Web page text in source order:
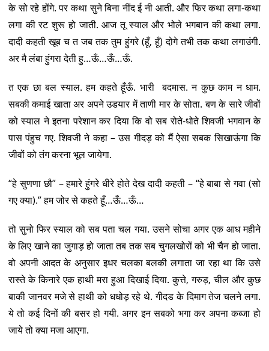
के सो रहे होंगे. पर कथा सुने बिना नींद ई नी आती. और फिर कथा लगा-कथा
लगा की रट शुरू हो जाती. आज तू स्याल और भोले भगबान की कथा लगा.
दादी कहती खूब च त जब तक तुम हुंगरे (हूँ, हूँ) दोगे तभी तक कथा लगाउंगी.
अर मै लंबा हुंगरा देती हु…ऊँ…ऊँ…ऊँ.
त एक छा बल स्याल. हम कहते हूँऊँ. भारी बदमास. न कुछ काम न धाम.
सबकी कमाई खाता अर अपने उडयार में ताणी मार के सोता. बण के सारे जीवों
को स्याल ने इतना परेशान कर दिया कि वो सब रोते-धोते शिवजी भगवान के
पास पंहुच गए. शिवजी ने कहा – उस गीदड़ को मैं ऐसा सबक सिखाऊंगा कि
जीवों को तंग करना भूल जायेगा.
“हे सुणणा छौ” – हमारे हुंगरे धीरे होते देख दादी कहती – “हे बाबा से गवा (सो
गए क्या).” हम जोर से कहते हूँ…ऊँ…ऊँ…
तो सुनो फिर स्याल को सब पता चल गया. उसने सोचा अगर एक आध महीने
के लिए खाने का जुगाड़ हो जाता तब तक सब चुगलखोरों को भी चैन हो जाता.
वो अपनी आदत के अनुसार इधर चलका बलकी लगाता जा रहा था कि उसे
रास्ते के किनारे एक हाथी मरा हुआ दिखाई दिया. कुत्ते, गरुड़, चील और कुछ
बाकी जानवर मजे से हाथी को धधोड़ रहे थे. गीदड के दिमाग तेज चलने लगा.
ये तो कई दिनों की बसर हो गयी. अगर इन सबको भगा कर अपना कब्जा हो
जाये तो क्या मजा आएगा.